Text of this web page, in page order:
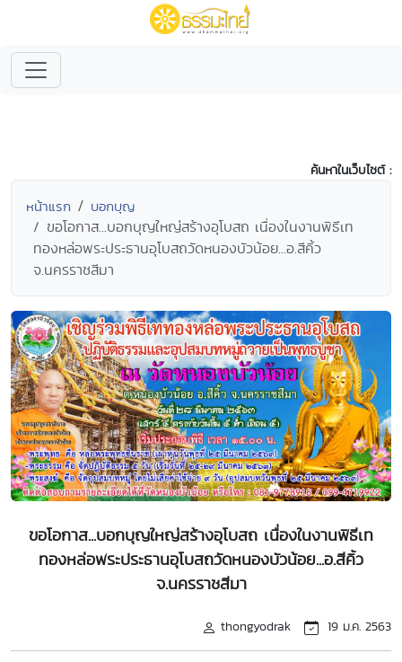
ค้นหาในเว็บไซต์ :
หน้าแรก บอกบุญ
ขอโอกาส...บอกบุญใหญ่สร้างอุโบสถ เนื่องในงานพิธีเท
ทองหล่อพระประธานอุโบสถวัดหนองบัวน้อย...อ.สีคิ้ว
จ.นครราชสีมา
ขอโอกาส...บอกบุญใหญ่สร้างอุโบสถ เนื่องในงานพิธีเท
ทองหล่อพระประธานอุโบสถวัดหนองบัวน้อย...อ.สีคิ้ว
จ.นครราชสีมา
thongyodrak 19 ม.ค. 2563